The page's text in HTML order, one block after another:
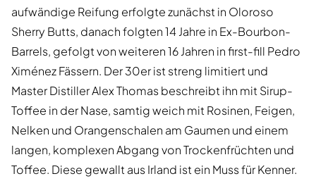
aufwändige Reifung erfolgte zunächst in Oloroso
Sherry Butts, danach folgten 14 Jahre in Ex-Bourbon-
Barrels, gefolgt von weiteren 16 Jahren in first-fill Pedro
Ximénez Fässern. Der 30er ist streng limitiert und
Master Distiller Alex Thomas beschreibt ihn mit Sirup-
Toffee in der Nase, samtig weich mit Rosinen, Feigen,
Nelken und Orangenschalen am Gaumen und einem
langen, komplexen Abgang von Trockenfrüchten und
Toffee. Diese gewallt aus Irland ist ein Muss für Kenner.